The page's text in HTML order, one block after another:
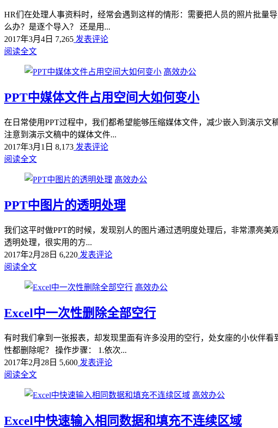
HR们在处理人事资料时，经常会遇到这样的情形：需要把人员的照片批量
么办？是逐个导入？ 还是用...
2017年3月4日 7,265 发表评论
阅读全文
高效办公
PPT中媒体文件占用空间大如何变小
在日常使用PPT过程中，我们都希望能够压缩媒体文件，减少嵌入到演示
注意到演示文稿中的媒体文件...
2017年3月1日 8,173 发表评论
阅读全文
高效办公
PPT中图片的透明处理
我们这平时做PPT的时候，发现别人的图片通过透明度处理后，非常漂亮
透明处理，很实用的方...
2017年2月28日 6,220 发表评论
阅读全文
高效办公
Excel中一次性删除全部空行
有时我们拿到一张报表，却发现里面有许多没用的空行，处女座的小伙伴
性都删除呢？ 操作步骤： 1.依次...
2017年2月28日 5,600 发表评论
阅读全文
高效办公
Excel中快速输入相同数据和填充不连续区域